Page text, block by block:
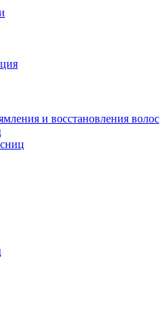
и восстановления волос